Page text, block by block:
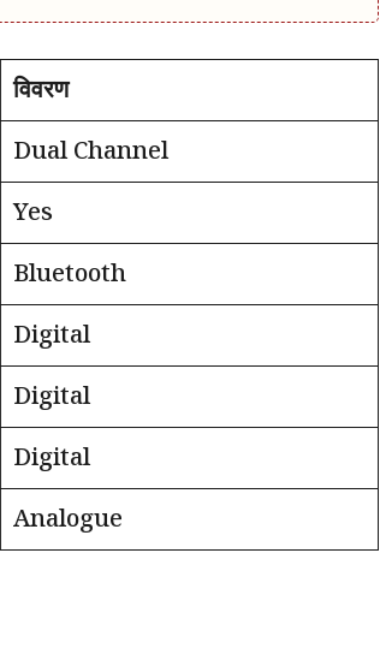
विवरण
Dual Channel
Yes
Bluetooth
Digital
Digital
Digital
Analogue